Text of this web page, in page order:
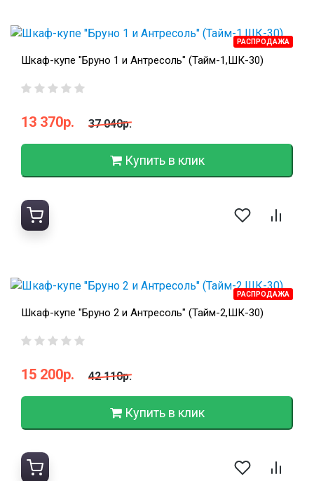
РАСПРОДАЖА
Шкаф-купе "Бруно 1 и Антресоль" (Тайм-1,ШК-30)
13 370р. 37 040р.
Купить в клик
РАСПРОДАЖА
Шкаф-купе "Бруно 2 и Антресоль" (Тайм-2,ШК-30)
15 200р. 42 110р.
Купить в клик